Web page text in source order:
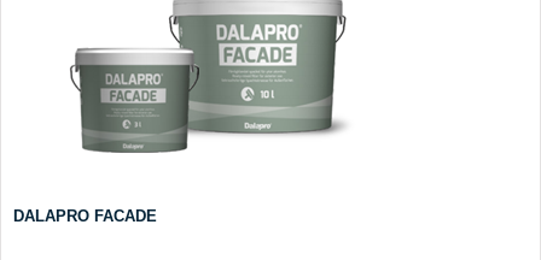
DALAPRO FACADE